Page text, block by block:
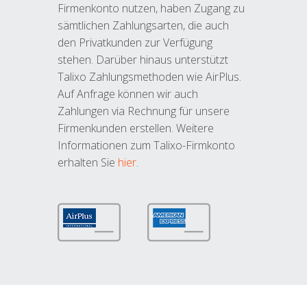
Firmenkonto nutzen, haben Zugang zu
sämtlichen Zahlungsarten, die auch
den Privatkunden zur Verfügung
stehen. Darüber hinaus unterstützt
Talixo Zahlungsmethoden wie AirPlus.
Auf Anfrage können wir auch
Zahlungen via Rechnung für unsere
Firmenkunden erstellen. Weitere
Informationen zum Talixo-Firmkonto
erhalten Sie hier.